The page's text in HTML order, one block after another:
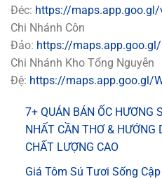
Đéc: https://maps.app.goo.gl/
Chi Nhánh Côn
Đảo: https://
Chi Nhánh Kho Tổng Nguyễn
Đệ: https://maps.app.goo.gl/
7+ QUÁN BÁN ỐC HƯƠNG
NHẤT CẦN THƠ & HƯỚNG
CHẤT LƯỢNG CAO
Giá Tôm Sú Tươi Sống